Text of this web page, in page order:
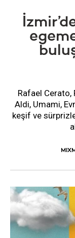
Rafael Cerato,
Aldi, Umami,
keşif ve